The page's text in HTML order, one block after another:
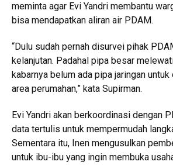
meminta agar Evi Yandri membantu
bisa mendapatkan aliran air PDAM.
“Dulu sudah pernah disurvei pihak
kelanjutan. Padahal pipa besar
kabarnya belum ada pipa jaringan
area perumahan,” kata Supirman.
Evi Yandri akan berkoordinasi dengan
data tertulis untuk mempermudah
Sementara itu, Inen mengusulkan
untuk ibu-ibu yang ingin membuka